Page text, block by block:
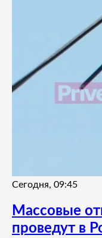
Сегодня, 09:45
Массовые
проведут в